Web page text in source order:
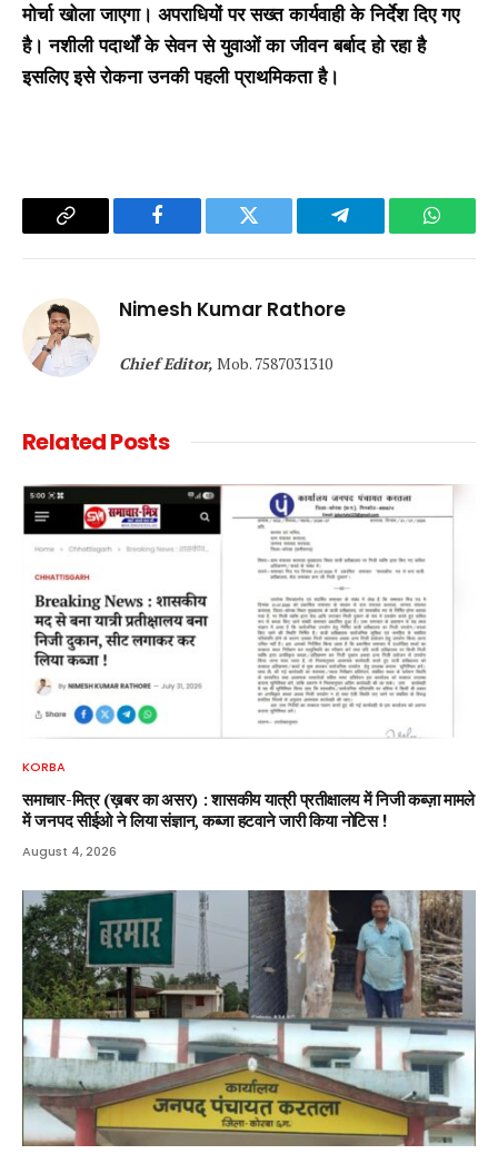
मोर्चा खोला जाएगा। अपराधियों पर सख्त कार्यवाही के निर्देश दिए गए
है। नशीली पदार्थों के सेवन से युवाओं का जीवन बर्बाद हो रहा है
इसलिए इसे रोकना उनकी पहली प्राथमिकता है।
Copy
Facebook Twitter Telegram
Nimesh Kumar Rathore
Chief Editor, Mob. 7587031310
RelatedPosts
KORBA
समाचार-मित्र (ख़बर का असर) : शासकीय यात्री प्रतीक्षालय में निजी कब्ज़ा मामले
में जनपद सीईओ ने लिया संज्ञान, कब्जा हटवाने जारी किया नोटिस !
August 4, 2026